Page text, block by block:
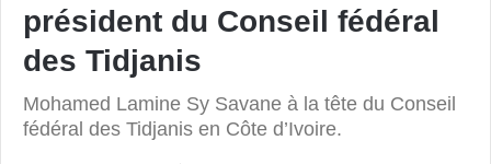
préside­­­nt du Conseil fédéral
des Tidjanis
Mohamed Lamine Sy Savane à la tête du Conseil
fédéral des Tidjanis en Côte d’Ivoire.